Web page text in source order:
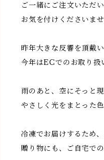
ご一緒にご注文いただ
お気を付けくださいませ
昨年大きな反響を頂戴
今年はECでのお取り扱
雨のあと、空にそっと
やさしく光をまとった
冷凍でお届けするため
贈り物にも、ご自宅で